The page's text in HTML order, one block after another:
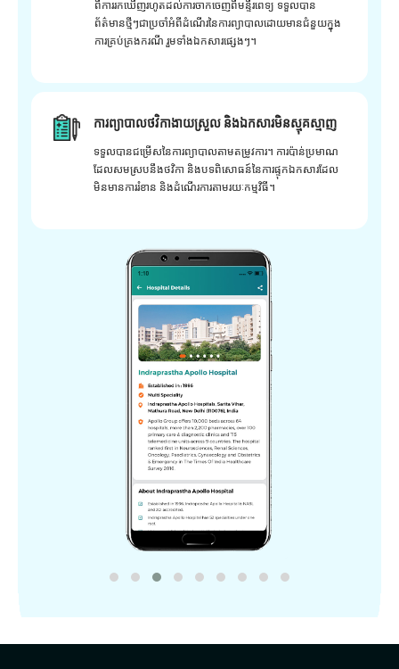
ពីការរកឃើញរហូតដល់ការចាកចេញពីមន្ទីរពេទ្យ ទទួលបាន
ព័ត៌មានថ្មីៗជាប្រចាំអំពីដំណើរនៃការព្យាបាលដោយមានជំនួយក្នុង
ការគ្រប់គ្រងករណី រួមទាំងឯកសារផ្សេងៗ។
ការព្យាបាលថវិកាងាយស្រួល និងឯកសារមិនស្មុគស្មាញ
ទទួលបានជម្រើសនៃការព្យាបាលតាមតម្រូវការ។ ការប៉ាន់ប្រមាណ
ដែលសមស្របនឹងថវិកា និងបទពិសោធន៍នៃការផ្ទុកឯកសារដែល
មិនមានការរំខាន និងដំណើរការតាមរយៈកម្មវិធី។